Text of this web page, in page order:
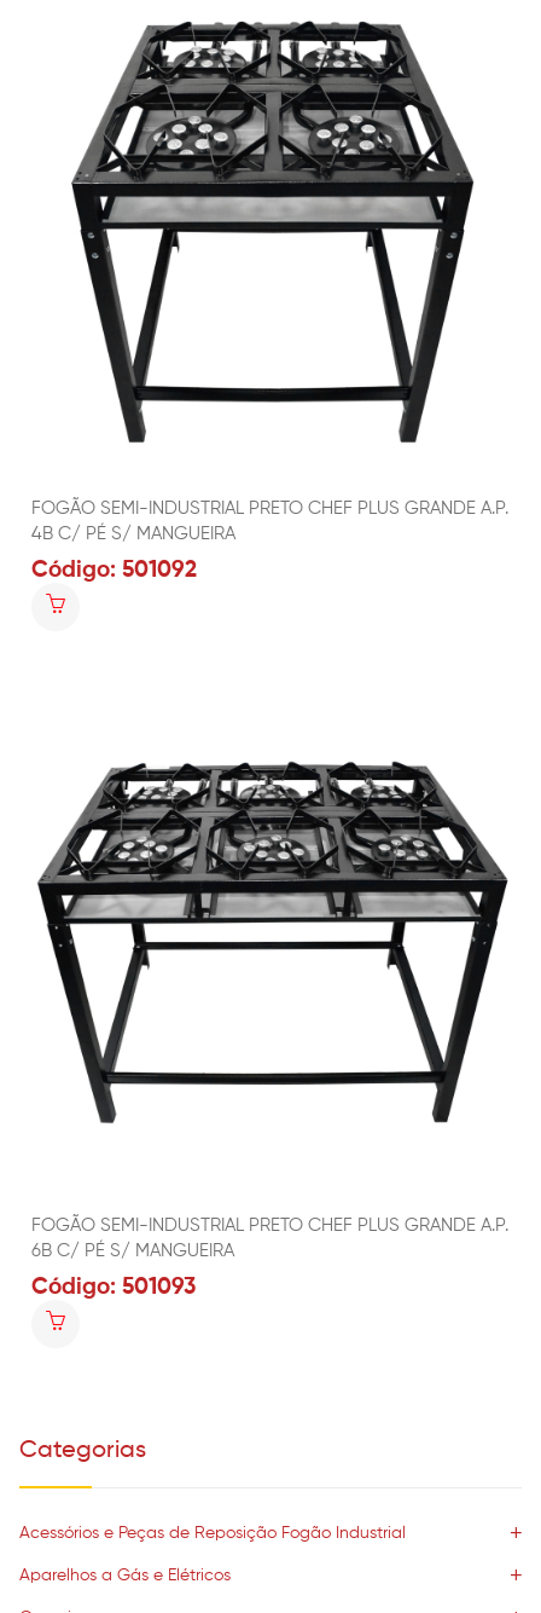
FOGÃO SEMI-INDUSTRIAL PRETO CHEF PLUS GRANDE A.P.
4B C/ PÉ S/ MANGUEIRA
Código: 501092
FOGÃO SEMI-INDUSTRIAL PRETO CHEF PLUS GRANDE A.P.
6B C/ PÉ S/ MANGUEIRA
Código: 501093
Categorias
Acessórios e Peças de Reposição Fogão Industrial
Aparelhos a Gás e Elétricos